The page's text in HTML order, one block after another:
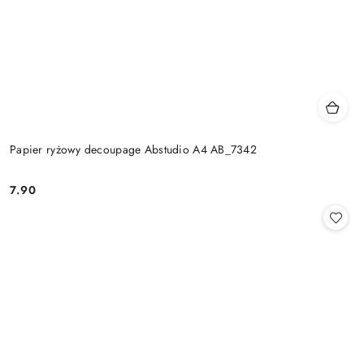
Papier ryżowy decoupage Abstudio A4 AB_7342
Cena:
7.90